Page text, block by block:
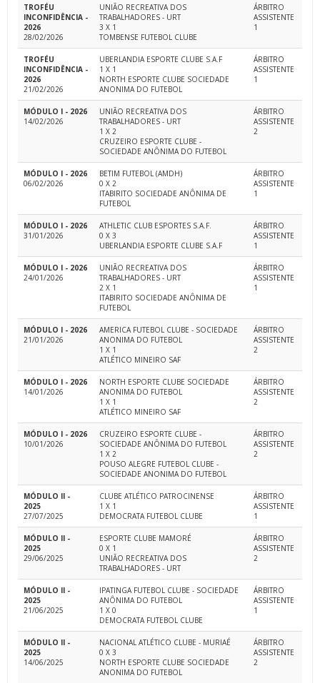
TROFÉU
INCONFIDÊNCIA -
2026
28/02/2026
UNIÃO RECREATIVA DOS
TRABALHADORES - URT
3 X 1
TOMBENSE FUTEBOL CLUBE
ÁRBITRO
ASSISTENTE
1
TROFÉU
INCONFIDÊNCIA -
2026
21/02/2026
UBERLANDIA ESPORTE CLUBE S.A.F
1 X 1
NORTH ESPORTE CLUBE SOCIEDADE
ANONIMA DO FUTEBOL
ÁRBITRO
ASSISTENTE
1
MÓDULO I - 2026
14/02/2026
UNIÃO RECREATIVA DOS
TRABALHADORES - URT
1 X 2
CRUZEIRO ESPORTE CLUBE -
SOCIEDADE ANÔNIMA DO FUTEBOL
ÁRBITRO
ASSISTENTE
2
MÓDULO I - 2026
06/02/2026
BETIM FUTEBOL (AMDH)
0 X 2
ITABIRITO SOCIEDADE ANÔNIMA DE
FUTEBOL
ÁRBITRO
ASSISTENTE
1
MÓDULO I - 2026
31/01/2026
ATHLETIC CLUB ESPORTES S.A.F.
0 X 3
UBERLANDIA ESPORTE CLUBE S.A.F
ÁRBITRO
ASSISTENTE
1
MÓDULO I - 2026
24/01/2026
UNIÃO RECREATIVA DOS
TRABALHADORES - URT
2 X 1
ITABIRITO SOCIEDADE ANÔNIMA DE
FUTEBOL
ÁRBITRO
ASSISTENTE
1
MÓDULO I - 2026
21/01/2026
AMERICA FUTEBOL CLUBE - SOCIEDADE
ANONIMA DO FUTEBOL
1 X 1
ATLÉTICO MINEIRO SAF
ÁRBITRO
ASSISTENTE
2
MÓDULO I - 2026
14/01/2026
NORTH ESPORTE CLUBE SOCIEDADE
ANONIMA DO FUTEBOL
1 X 1
ATLÉTICO MINEIRO SAF
ÁRBITRO
ASSISTENTE
2
MÓDULO I - 2026
10/01/2026
CRUZEIRO ESPORTE CLUBE -
SOCIEDADE ANÔNIMA DO FUTEBOL
1 X 2
POUSO ALEGRE FUTEBOL CLUBE -
SOCIEDADE ANONIMA DO FUTEBOL
ÁRBITRO
ASSISTENTE
2
MÓDULO II -
2025
27/07/2025
CLUBE ATLÉTICO PATROCINENSE
1 X 1
DEMOCRATA FUTEBOL CLUBE
ÁRBITRO
ASSISTENTE
1
MÓDULO II -
2025
29/06/2025
ESPORTE CLUBE MAMORÉ
0 X 1
UNIÃO RECREATIVA DOS
TRABALHADORES - URT
ÁRBITRO
ASSISTENTE
2
MÓDULO II -
2025
21/06/2025
IPATINGA FUTEBOL CLUBE - SOCIEDADE
ANÔNIMA DO FUTEBOL
1 X 0
DEMOCRATA FUTEBOL CLUBE
ÁRBITRO
ASSISTENTE
1
MÓDULO II -
2025
14/06/2025
NACIONAL ATLÉTICO CLUBE - MURIAÉ
0 X 3
NORTH ESPORTE CLUBE SOCIEDADE
ANONIMA DO FUTEBOL
ÁRBITRO
ASSISTENTE
2